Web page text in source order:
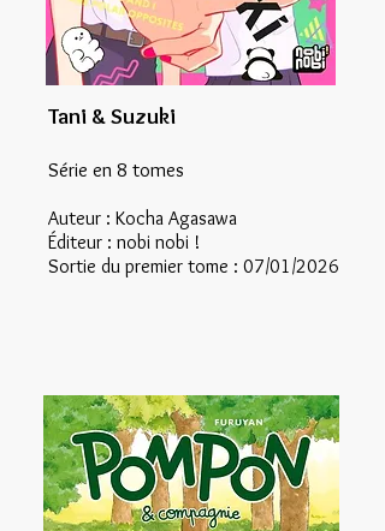
Tani & Suzuki
Série en 8 tomes
Auteur : Kocha Agasawa
Éditeur : nobi nobi !
Sortie du premier tome : 07/01/2026